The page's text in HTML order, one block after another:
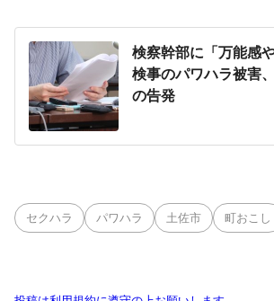
検察幹部に「万能感
検事のパワハラ被害
の告発
セクハラ パワハラ 土佐市 町おこし